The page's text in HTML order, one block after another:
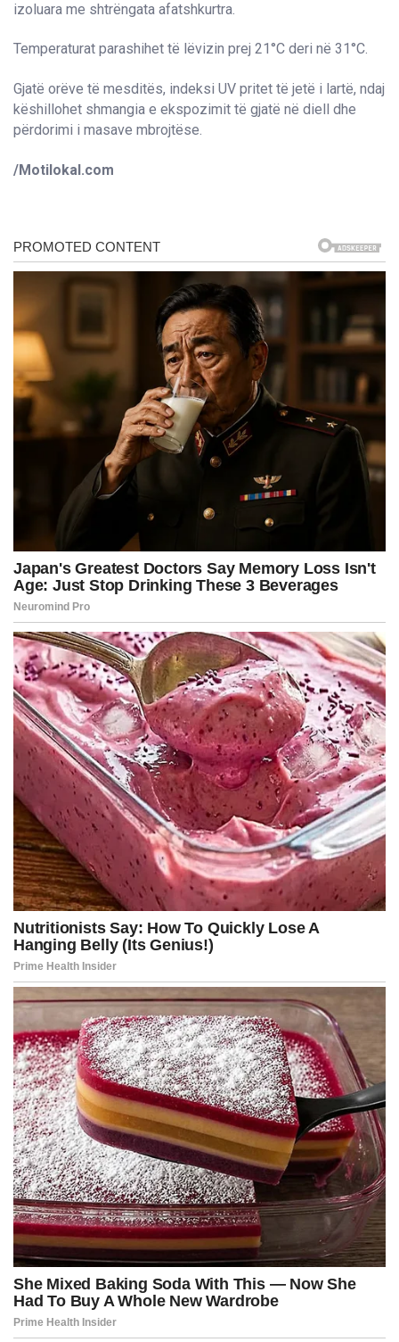
izoluara me shtrëngata afatshkurtra.
Temperaturat parashihet të lëvizin prej 21°C deri në 31°C.
Gjatë orëve të mesditës, indeksi UV pritet të jetë i lartë, ndaj
këshillohet shmangia e ekspozimit të gjatë në diell dhe
përdorimi i masave mbrojtëse.
/Motilokal.com